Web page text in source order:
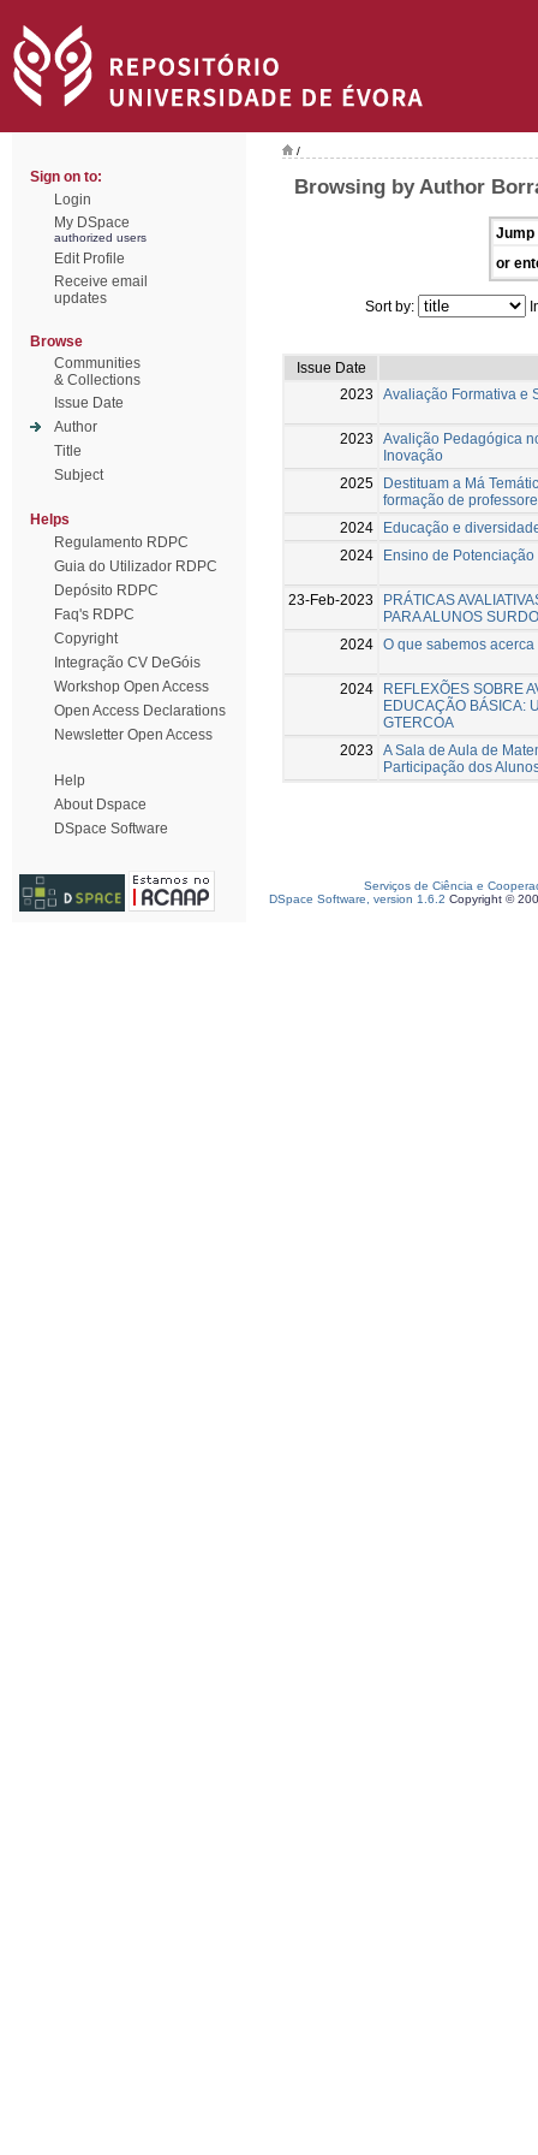
Sign on to:
Login
My DSpace
authorized users
Edit Profile
Receive email
updates
Browse
Communities
& Collections
Issue Date
Author
Title
Subject
Helps
Regulamento RDPC
Guia do Utilizador RDPC
Depósito RDPC
Faq's RDPC
Copyright
Integração CV DeGóis
Workshop Open Access
Open Access Declarations
Newsletter Open Access
Help
About Dspace
DSpace Software
/
Browsing by Author
Jump
or
Sort by:
Issue Date
2023
Avaliação Formativa e
2023
Avalição Pedagógica
Inovação
2025
Destituam a Má
formação de
2024
Educação e
2024
Ensino de
23-Feb-2023
PRÁTICAS
PARA ALUNOS
2024 O que sabemos
2024
REFLEXÕES SOBRE
EDUCAÇÃO BÁSICA:
GTERCOA
2023
A Sala de Aula de
Participação dos
Serviços de Ciência e
DSpace Software, version 1.6.2 Copyright ©